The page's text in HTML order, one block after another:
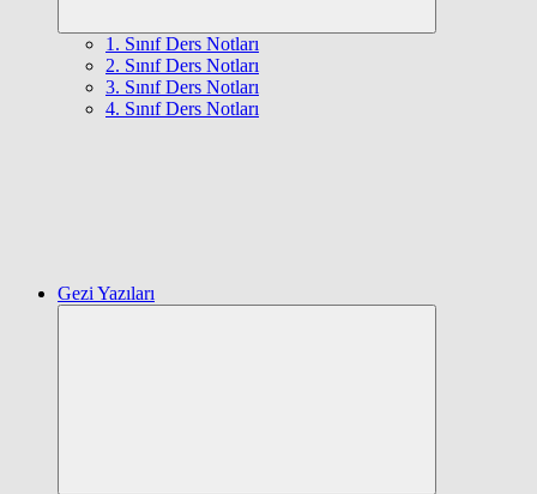
1. Sınıf Ders Notları
2. Sınıf Ders Notları
3. Sınıf Ders Notları
4. Sınıf Ders Notları
Gezi Yazıları